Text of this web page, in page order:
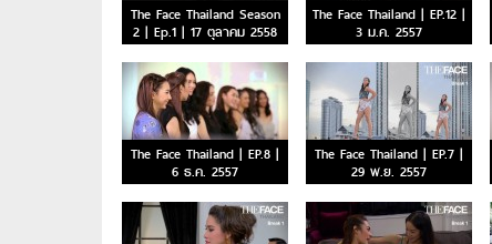
The Face Thailand Season
2 | Ep.1 | 17 ตุลาคม 2558
The Face Thailand | EP.12 |
3 ม.ค. 2557
The Face Thailand | EP.8 |
6 ธ.ค. 2557
The Face Thailand | EP.7 |
29 พ.ย. 2557